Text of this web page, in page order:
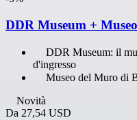
DDR Museum +
DDR Museum: il
d'ingresso
Museo del Muro di
Novità
Da 27,54 USD